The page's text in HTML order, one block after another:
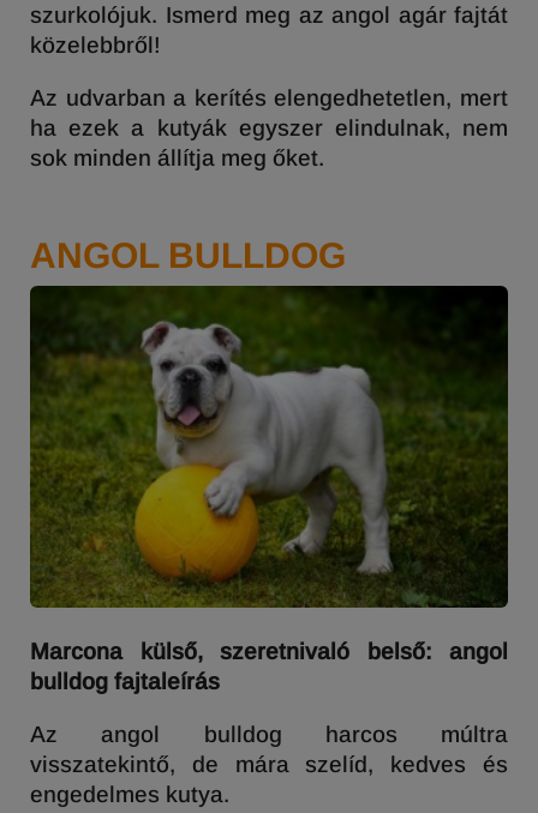
szurkolójuk. Ismerd meg az angol agár fajtát
közelebbről!
Az udvarban a kerítés elengedhetetlen, mert
ha ezek a kutyák egyszer elindulnak, nem
sok minden állítja meg őket.
ANGOL BULLDOG
Marcona külső, szeretnivaló belső: angol
bulldog fajtaleírás
Az angol bulldog harcos múltra
visszatekintő, de mára szelíd, kedves és
engedelmes kutya.